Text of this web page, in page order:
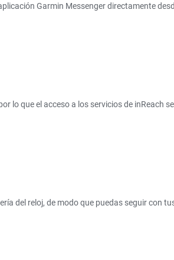
Garmin Messenger directamente
lo que el acceso a los servicios de inReach
del reloj, de modo que puedas seguir con